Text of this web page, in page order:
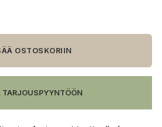
OSTOSKORIIN
TARJOUSPYYNTÖÖN